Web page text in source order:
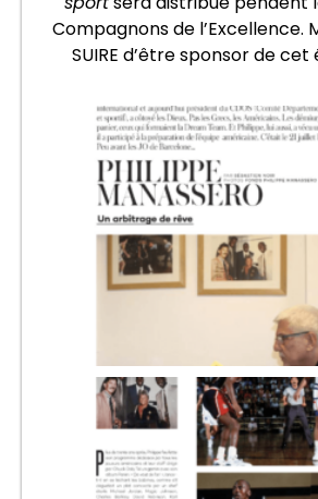
Compagnons de l’Excellence.
SUIRE d’être sponsor de